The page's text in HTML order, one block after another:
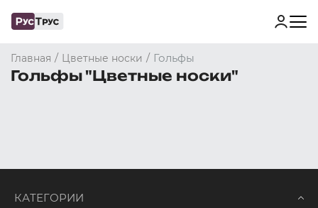
Главная / Цветные носки / Гольфы
Гольфы "Цветные носки"
КАТЕГОРИИ